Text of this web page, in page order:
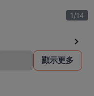
1/14
顯示更多